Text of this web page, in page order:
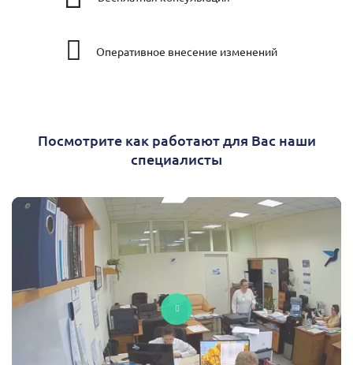
Оперативное внесение изменений
Посмотрите как работают для Вас наши
специалисты